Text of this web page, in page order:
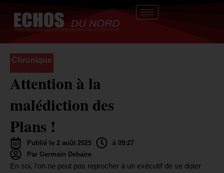
contenu
Chronique
Attention à la
malédiction des
Plans !
Publié le 2 août 2025
à 09:27
Par Germain Dehaire
En soi, l’on ne peut pas reprocher à un exécutif de se doter